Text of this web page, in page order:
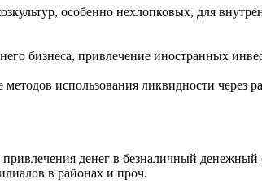
особенно нехлопковых, для
бизнеса, привлечение иностранных
использования ликвидности через
денег в безналичный
в районах и проч.